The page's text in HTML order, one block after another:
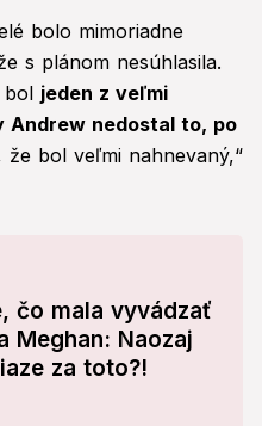
bolo mimoriadne
s plánom nesúhlasila.
bol jeden z veľmi
Andrew nedostal to, po
že bol veľmi nahnevaný,“
čo mala vyvádzať
Meghan: Naozaj
za toto?!